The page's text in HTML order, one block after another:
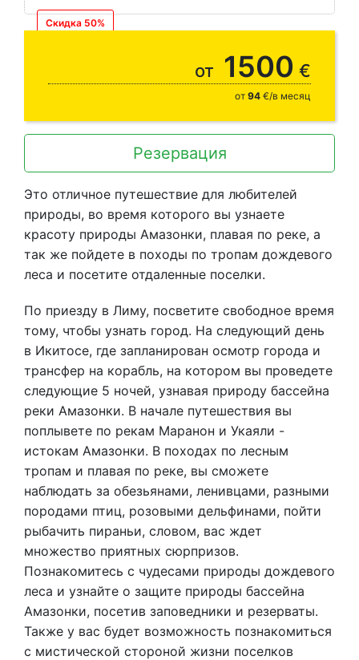
Скидка 50%
от 1500 €
от 94 €/в месяц
Резервация
Это отличное путешествие для любителей
природы, во время которого вы узнаете
красоту природы Амазонки, плавая по реке, а
так же пойдете в походы по тропам дождевого
леса и посетите отдаленные поселки.
По приезду в Лиму, посветите свободное время
тому, чтобы узнать город. На следующий день
в Икитосе, где запланирован осмотр города и
трансфер на корабль, на котором вы проведете
следующие 5 ночей, узнавая природу бассейна
реки Амазонки. В начале путешествия вы
поплывете по рекам Маранон и Укаяли -
истокам Амазонки. В походах по лесным
тропам и плавая по реке, вы сможете
наблюдать за обезьянами, ленивцами, разными
породами птиц, розовыми дельфинами, пойти
рыбачить пираньи, словом, вас ждет
множество приятных сюрпризов.
Познакомитесь с чудесами природы дождевого
леса и узнайте о защите природы бассейна
Амазонки, посетив заповедники и резерваты.
Также у вас будет возможность познакомиться
с мистической стороной жизни поселков